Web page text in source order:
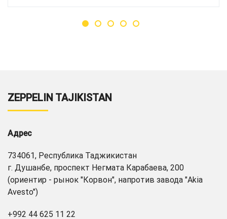
ZEPPELIN TAJIKISTAN
Адрес
734061, Республика Таджикистан
г. Душанбе, проспект Негмата Карабаева, 200
(ориентир - рынок "Корвон", напротив завода "Akia
Avesto")
+992 44 625 11 22